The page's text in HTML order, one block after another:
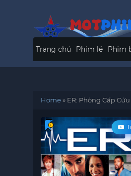
Trang chủ Phim lẻ Phim
Home» ER: Phòng Cấp